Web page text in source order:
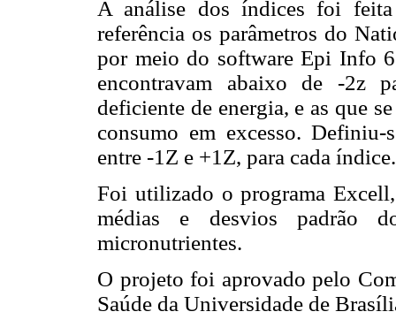
A análise dos índices foi
referência os parâmetros do
por meio do software Epi Info
encontravam abaixo de -2z
deficiente de energia, e as que
consumo em excesso.
entre -1Z e +1Z, para cada índice.
Foi utilizado o programa
médias e desvios padrão
micronutrientes.
O projeto foi aprovado pelo
Saúde da Universidade de